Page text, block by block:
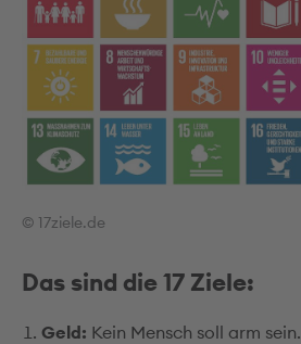
© 17ziele.de
Das sind die 17 Ziele:
Geld: Kein Mensch soll arm sein.